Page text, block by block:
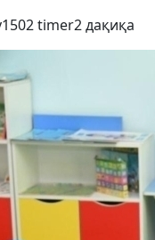
1502timer2 дақиқа